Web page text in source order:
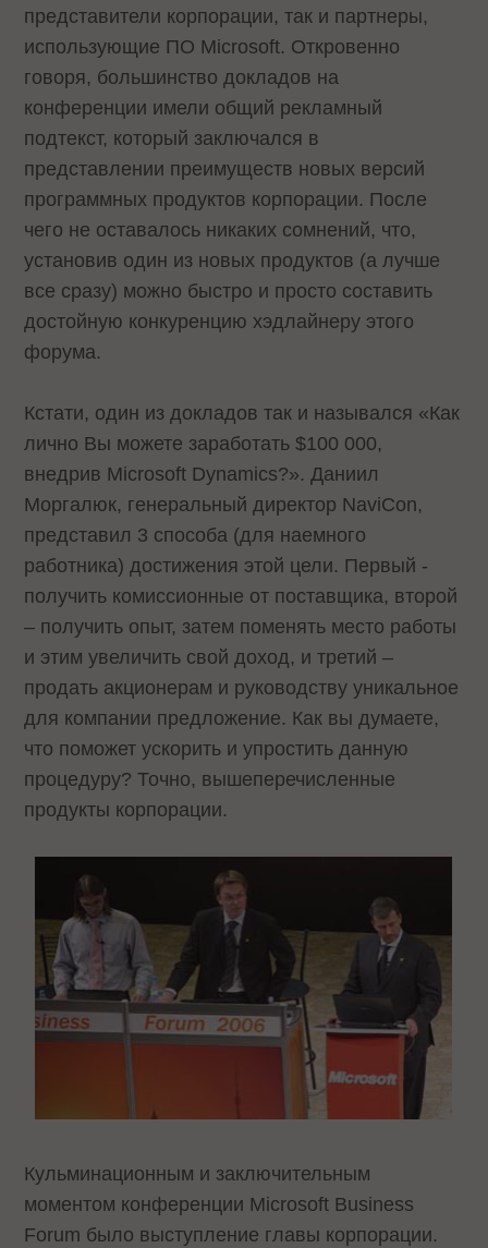
представители корпорации, так и партнеры,
использующие ПО Microsoft. Откровенно
говоря, большинство докладов на
конференции имели общий рекламный
подтекст, который заключался в
представлении преимуществ новых версий
программных продуктов корпорации. После
чего не оставалось никаких сомнений, что,
установив один из новых продуктов (а лучше
все сразу) можно быстро и просто составить
достойную конкуренцию хэдлайнеру этого
форума.
Кстати, один из докладов так и назывался «Как
лично Вы можете заработать $100 000,
внедрив Microsoft Dynamics?». Даниил
Моргалюк, генеральный директор NaviCon,
представил 3 способа (для наемного
работника) достижения этой цели. Первый -
получить комиссионные от поставщика, второй
– получить опыт, затем поменять место работы
и этим увеличить свой доход, и третий –
продать акционерам и руководству уникальное
для компании предложение. Как вы думаете,
что поможет ускорить и упростить данную
процедуру? Точно, вышеперечисленные
продукты корпорации.
Кульминационным и заключительным
моментом конференции Microsoft Business
Forum было выступление главы корпорации.